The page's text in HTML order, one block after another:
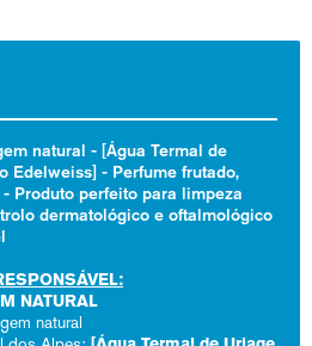
natural - [Água Termal de
Edelweiss] - Perfume frutado,
Produto perfeito para limpeza
dermatológico e oftalmológico
NATURAL
natural